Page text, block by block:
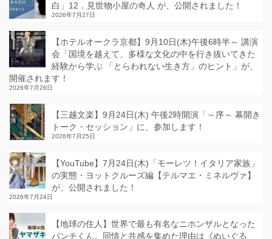
白」12．見世物小屋の奇人 が、公開されました！
2026年7月27日
【ホテルオークラ京都】9月10日(木)午後6時半～ 講演
会「国境を越えて、多様な文化の中を行き抜いてきた
経験から学ぶ 「とらわれない生き方」のヒント」が、
開催されます！
2026年7月26日
【三越文楽】9月24日(木) 午後2時開演「～序～ 幕開き
トーク・セッション」に、参加します！
2026年7月25日
【YouTube】7月24日(木)「モーレツ！イタリア家族」
の実態・ヨットクルーズ編【テルマエ・ミネルヴァ】
が、公開されました！
2026年7月24日
【地球の住人】世界で最も有名なニホンザルとなった
パンチくん。同情と共感を集めた理由は《ぬいぐる